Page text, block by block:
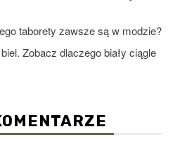
taborety zawsze są w modzie?
Zobacz dlaczego biały ciągle